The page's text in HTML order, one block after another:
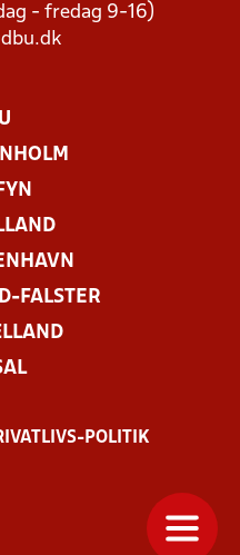
- fredag 9-16)
FALSTER
POLITIK